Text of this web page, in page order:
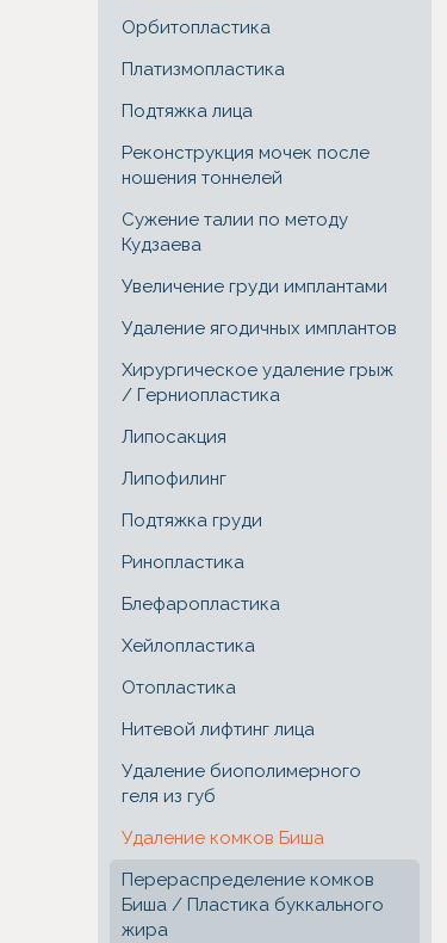
Орбитопластика
Платизмопластика
Подтяжка лица
Реконструкция мочек после
ношения тоннелей
Сужение талии по методу
Кудзаева
Увеличение груди имплантами
Удаление ягодичных имплантов
Хирургическое удаление грыж
/ Герниопластика
Липосакция
Липофилинг
Подтяжка груди
Ринопластика
Блефаропластика
Хейлопластика
Отопластика
Нитевой лифтинг лица
Удаление биополимерного
геля из губ
Удаление комков Биша
Перераспределение комков
Биша / Пластика буккального
жира